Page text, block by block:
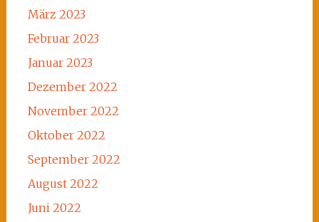
März 2023
Februar 2023
Januar 2023
Dezember 2022
November 2022
Oktober 2022
September 2022
August 2022
Juni 2022